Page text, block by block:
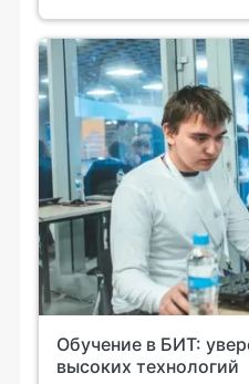
Обучение в БИТ:
высоких технологий